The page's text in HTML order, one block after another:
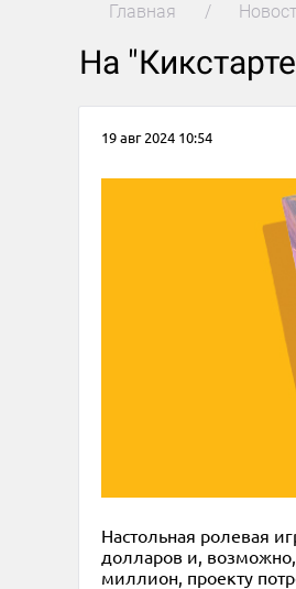
Главная
На
19 авг 2024 10:54
Настольная ролевая
долларов и,
миллион, проекту